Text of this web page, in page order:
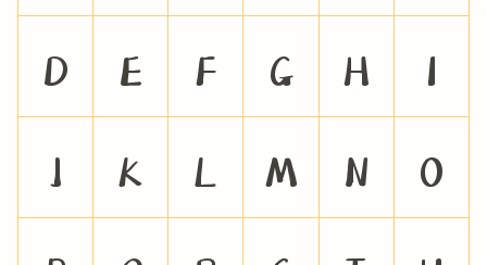
D
E F G H
I
J
K L M N
O